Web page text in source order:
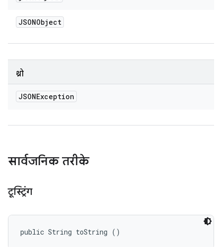
JSONObject
थ्रो
JSONException
सार्वजनिक तरीके
टूस्ट्रिंग
public String toString ()